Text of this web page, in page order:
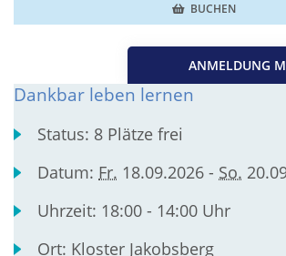
BUCHEN
ANMELDUNG
Dankbar leben lernen
Status: 8 Plätze frei
Datum: Fr. 18.09.2026 - So.
Uhrzeit: 18:00 - 14:00 Uhr
Ort: Kloster Jakobsberg